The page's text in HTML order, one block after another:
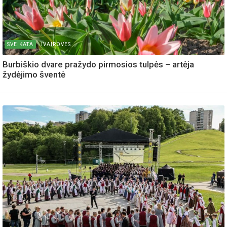
SVEIKATA IVAIROVES
Burbiškio dvare pražydo pirmosios tulpės – artėja
žydėjimo šventė